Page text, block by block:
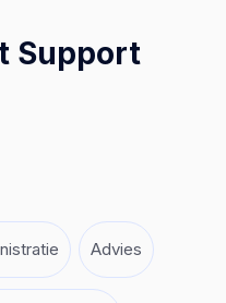
Support
Advies